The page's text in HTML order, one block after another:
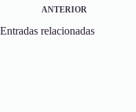
ANTERIOR
Entradas relacionadas